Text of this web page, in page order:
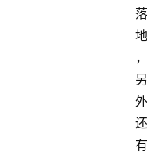
落
地
，
另
外
还
有